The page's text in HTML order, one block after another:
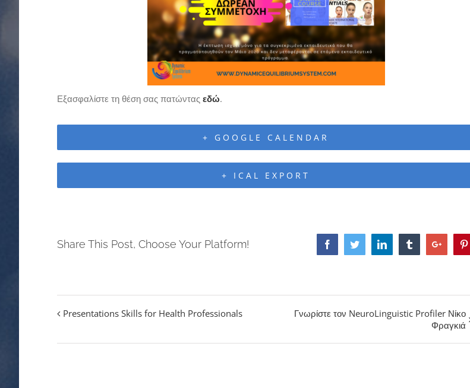
Εξασφαλίστε τη θέση σας πατώντας εδώ.
+ GOOGLE CALENDAR
+ ICAL EXPORT
Share This Post, Choose Your Platform! FacebookTwitterLinkedin TumblrGoogle+
Event
Navigation
Presentations Skills for Health Professionals
Γνωρίστε τον NeuroLinguistic Profiler Νίκο
Φραγκιά